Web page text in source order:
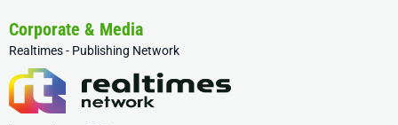
Corporate & Media
Realtimes - Publishing Network